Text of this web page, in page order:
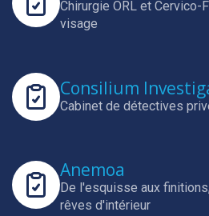
Chirurgie ORL et Cervico-
visage
Consilium
Cabinet de détectives
Anemoa
De l'esquisse aux
rêves d'intérieur